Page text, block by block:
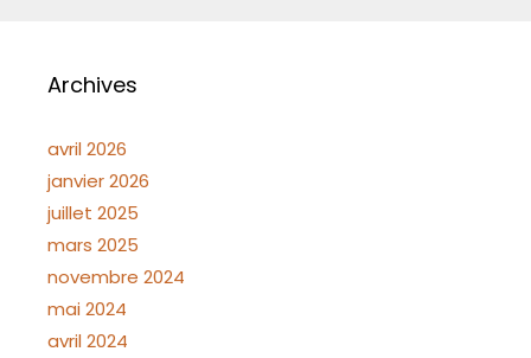
Archives
avril 2026
janvier 2026
juillet 2025
mars 2025
novembre 2024
mai 2024
avril 2024